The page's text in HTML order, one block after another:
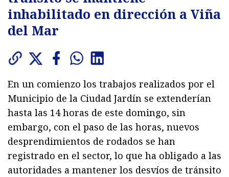
inhabilitado en dirección a Viña
del Mar
En un comienzo los trabajos realizados por el
Municipio de la Ciudad Jardín se extenderían
hasta las 14 horas de este domingo, sin
embargo, con el paso de las horas, nuevos
desprendimientos de rodados se han
registrado en el sector, lo que ha obligado a las
autoridades a mantener los desvíos de tránsito